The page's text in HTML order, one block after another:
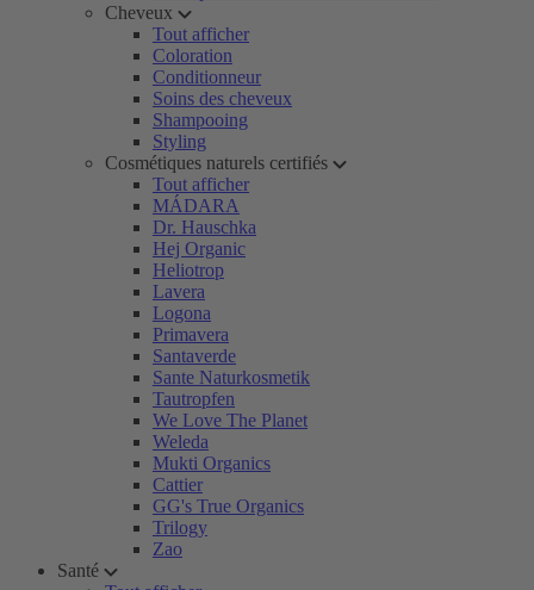
Cheveux
Tout afficher
Coloration
Conditionneur
Soins des cheveux
Shampooing
Styling
Cosmétiques naturels certifiés
Tout afficher
MÁDARA
Dr. Hauschka
Hej Organic
Heliotrop
Lavera
Logona
Primavera
Santaverde
Sante Naturkosmetik
Tautropfen
We Love The Planet
Weleda
Mukti Organics
Cattier
GG's True Organics
Trilogy
Zao
Santé